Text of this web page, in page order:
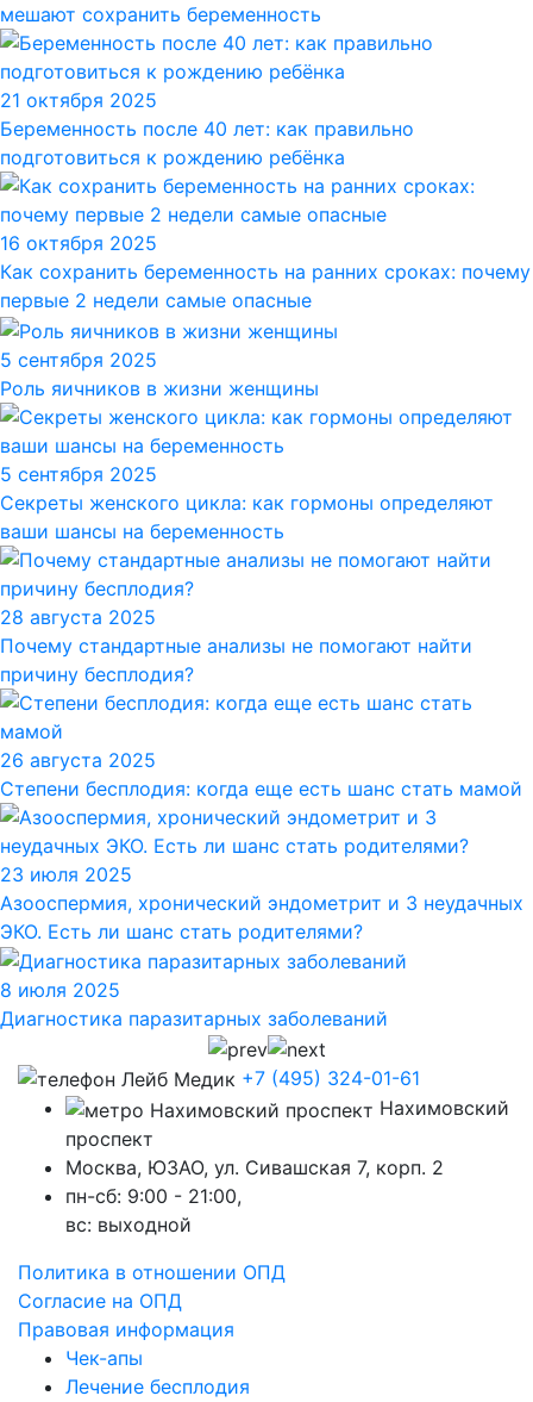
мешают сохранить беременность
21 октября 2025
Беременность после 40 лет: как правильно
подготовиться к рождению ребёнка
16 октября 2025
Как сохранить беременность на ранних сроках: почему
первые 2 недели самые опасные
5 сентября 2025
Роль яичников в жизни женщины
5 сентября 2025
Секреты женского цикла: как гормоны определяют
ваши шансы на беременность
28 августа 2025
Почему стандартные анализы не помогают найти
причину бесплодия?
26 августа 2025
Степени бесплодия: когда еще есть шанс стать мамой
23 июля 2025
Азооспермия, хронический эндометрит и 3 неудачных
ЭКО. Есть ли шанс стать родителями?
8 июля 2025
Диагностика паразитарных заболеваний
+7 (495) 324-01-61
Нахимовский
проспект
Москва, ЮЗАО, ул. Сивашская 7, корп. 2
пн-сб: 9:00 - 21:00,
вc: выходной
Политика в отношении ОПД
Согласие на ОПД
Правовая информация
Чек-апы
Лечение бесплодия